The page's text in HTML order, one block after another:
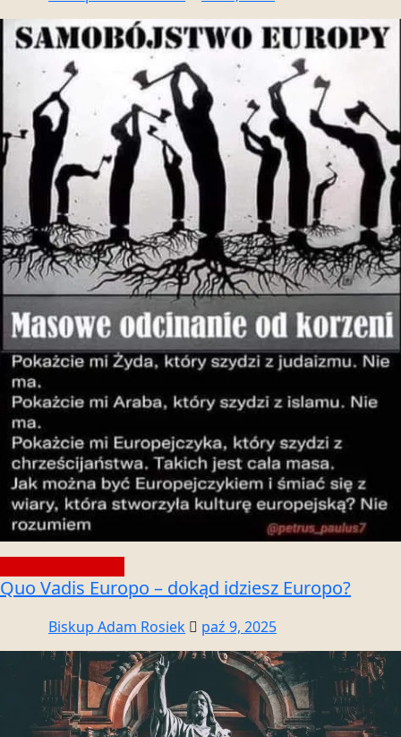
Quo Vadis Europo – dokąd idziesz Europo?
Biskup Adam Rosiek paź 9, 2025